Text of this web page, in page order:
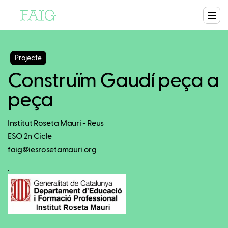
Projecte
Construïm Gaudí peça a
peça
Institut Roseta Mauri - Reus
ESO 2n Cicle
faig@iesrosetamauri.org
.